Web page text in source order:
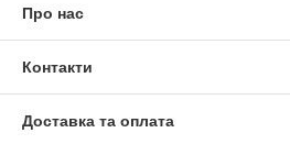
Про нас
Контакти
Доставка та оплата